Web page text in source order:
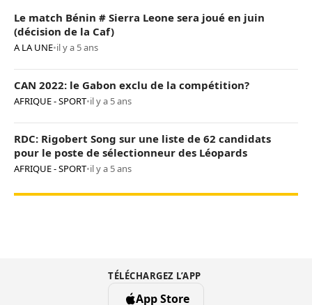
Le match Bénin # Sierra Leone sera joué en juin
(décision de la Caf)
A LA UNE•il y a 5 ans
CAN 2022: le Gabon exclu de la compétition?
AFRIQUE - SPORT•il y a 5 ans
RDC: Rigobert Song sur une liste de 62 candidats
pour le poste de sélectionneur des Léopards
AFRIQUE - SPORT•il y a 5 ans
TÉLÉCHARGEZ L’APP
App Store